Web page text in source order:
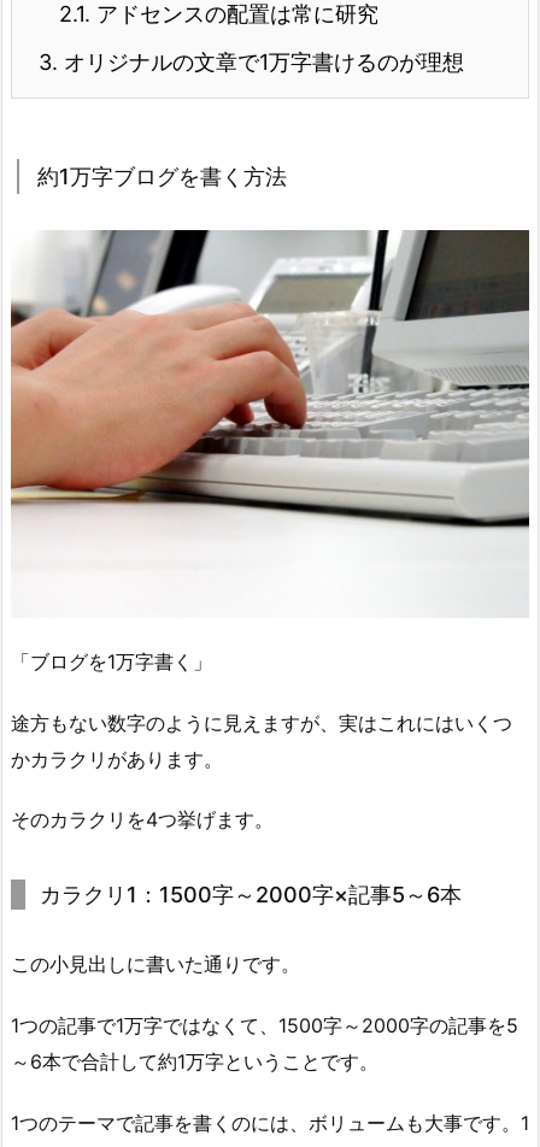
2.1. アドセンスの配置は常に研究
3. オリジナルの文章で1万字書けるのが理想
約1万字ブログを書く方法
「ブログを1万字書く」
途方もない数字のように見えますが、実はこれにはいくつ
かカラクリがあります。
そのカラクリを4つ挙げます。
カラクリ1：1500字～2000字×記事5～6本
この小見出しに書いた通りです。
1つの記事で1万字ではなくて、1500字～2000字の記事を5
～6本で合計して約1万字ということです。
1つのテーマで記事を書くのには、ボリュームも大事です。1